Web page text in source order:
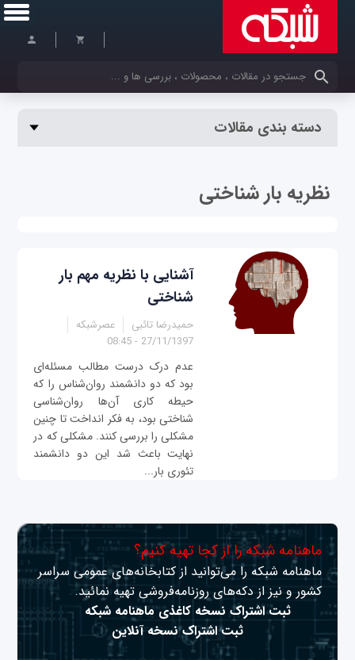
کلمات کلیدی خود را وارد کنید
دسته بندی مقالات
نظریه بار شناختی
آشنایی با نظریه مهم بار
شناختی
حمیدرضا تائبی
عصرشبکه
27/11/1397 - 08:45
عدم درک درست مطالب مسئله‌ای
بود که دو دانشمند روان‌شناس را که
حیطه کاری آن‌ها روان‌شناسی
شناختی بود، به فکر انداخت تا چنین
مشکلی را بررسی کنند. مشکلی که در
نهایت باعث شد این دو دانشمند
تئوری بار...
ماهنامه شبکه را از کجا تهیه کنیم؟
ماهنامه شبکه را می‌توانید از کتابخانه‌های عمومی سراسر
کشور و نیز از دکه‌های روزنامه‌فروشی تهیه نمائید.
ثبت اشتراک نسخه کاغذی ماهنامه شبکه
ثبت اشتراک نسخه آنلاین